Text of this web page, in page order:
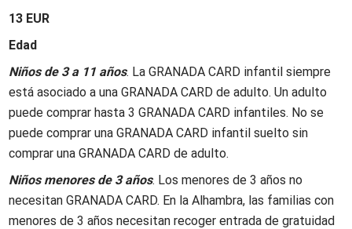
13 EUR
Edad
Niños de 3 a 11 años. La GRANADA CARD infantil siempre
está asociado a una GRANADA CARD de adulto. Un adulto
puede comprar hasta 3 GRANADA CARD infantiles. No se
puede comprar una GRANADA CARD infantil suelto sin
comprar una GRANADA CARD de adulto.
Niños menores de 3 años. Los menores de 3 años no
necesitan GRANADA CARD. En la Alhambra, las familias con
menores de 3 años necesitan recoger entrada de gratuidad